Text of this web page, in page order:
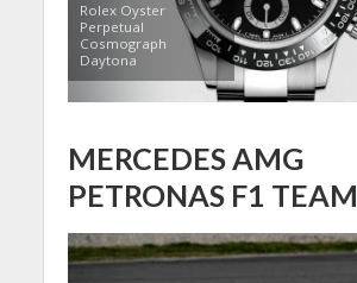
Rolex Oyster
Perpetual
Cosmograph
Daytona
MERCEDES AMG
PETRONAS F1 TEAM